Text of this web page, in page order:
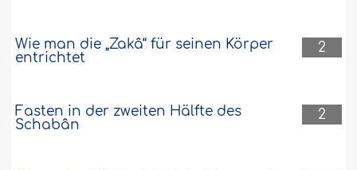
2
Wie man die „Zakâ“ für seinen Körper
entrichtet
2
Fasten in der zweiten Hälfte des
Schabân